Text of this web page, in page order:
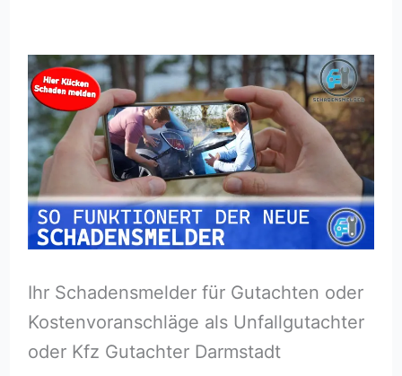
Ihr Schadensmelder für Gutachten oder
Kostenvoranschläge als Unfallgutachter
oder Kfz Gutachter Darmstadt